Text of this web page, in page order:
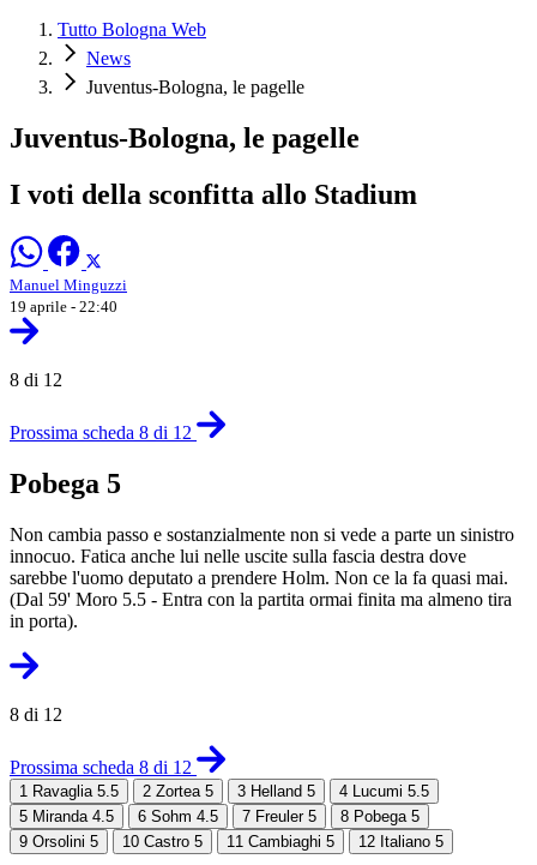
Tutto Bologna Web
News
Juventus-Bologna, le pagelle
Juventus-Bologna, le pagelle
I voti della sconfitta allo Stadium
Manuel Minguzzi
19 aprile - 22:40
8 di 12
Prossima scheda 8 di 12
Pobega 5
Non cambia passo e sostanzialmente non si vede a parte un sinistro
innocuo. Fatica anche lui nelle uscite sulla fascia destra dove
sarebbe l'uomo deputato a prendere Holm. Non ce la fa quasi mai.
(Dal 59' Moro 5.5 - Entra con la partita ormai finita ma almeno tira
in porta).
8 di 12
Prossima scheda 8 di 12
1 Ravaglia 5.5 2 Zortea 5 3 Helland 5 4 Lucumi 5.5
5 Miranda 4.5 6 Sohm 4.5 7 Freuler 5 8 Pobega 5
9 Orsolini 5 10 Castro 5 11 Cambiaghi 5 12 Italiano 5